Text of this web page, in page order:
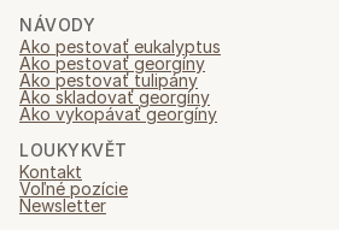
NÁVODY
Ako pestovať eukalyptus
Ako pestovať georgíny
Ako pestovať tulipány
Ako skladovať georgíny
Ako vykopávať georgíny
LOUKYKVĚT
Kontakt
Voľné pozície
Newsletter